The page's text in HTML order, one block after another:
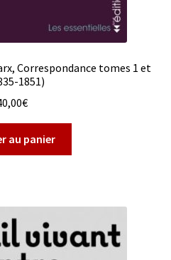
Correspondance tomes 1 et
1851)
€
au panier